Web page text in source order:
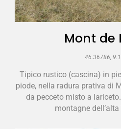
Mont de
46.36786,
Tipico rustico (cascina) in
piode, nella radura prativa di
da pecceto misto a
montagne